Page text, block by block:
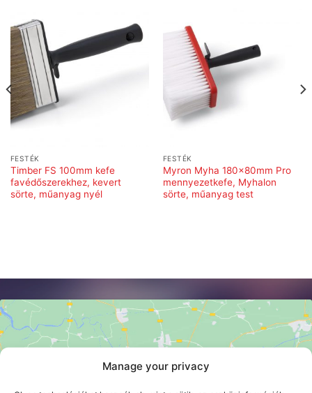
Manage your privacy
FESTÉK
Timber FS 100mm kefe
favédőszerekhez, kevert
sörte, műanyag nyél
FESTÉK
Myron Myha 180x80mm Pro
mennyezetkefe, Myhalon
sörte, műanyag test